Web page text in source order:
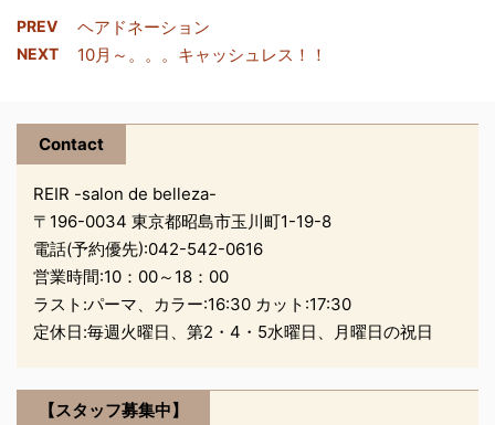
孝行です！ また、お店に
も遊びに来てくれると思
いきたいですね、 さっ、
皆さん梅雨がやってきま
...
024.html
その名も。。。 ear up
です！ 耳が上がるといい
けてのフェイスラインが
すっきりします、人によ
薄くなります！ 本気で
す！！！！！！！！！！
！！ 本気と書いてまぢで
す。(｀・ω・´) どうや
ら銀色の部分にチタンが
入っていて耳回りのツボ
です。 耳にかけててもい
いし（１０分ほど）チタ
PREV ヘアドネーション
NEXT 10月～。。。キャッシュレス！！
Contact
REIR -salon de belleza-
〒196-0034 東京都昭島市玉川町1-19-8
電話(予約優先):042-542-0616
営業時間:10：00～18：00
ラスト:パーマ、カラー:16:30 カット:17:30
定休日:毎週火曜日、第2・4・5水曜日、月曜日の祝日
【スタッフ募集中】